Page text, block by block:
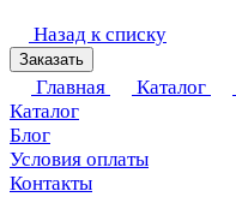
Назад к списку
Заказать
Главная Каталог
Каталог
Блог
Условия оплаты
Контакты